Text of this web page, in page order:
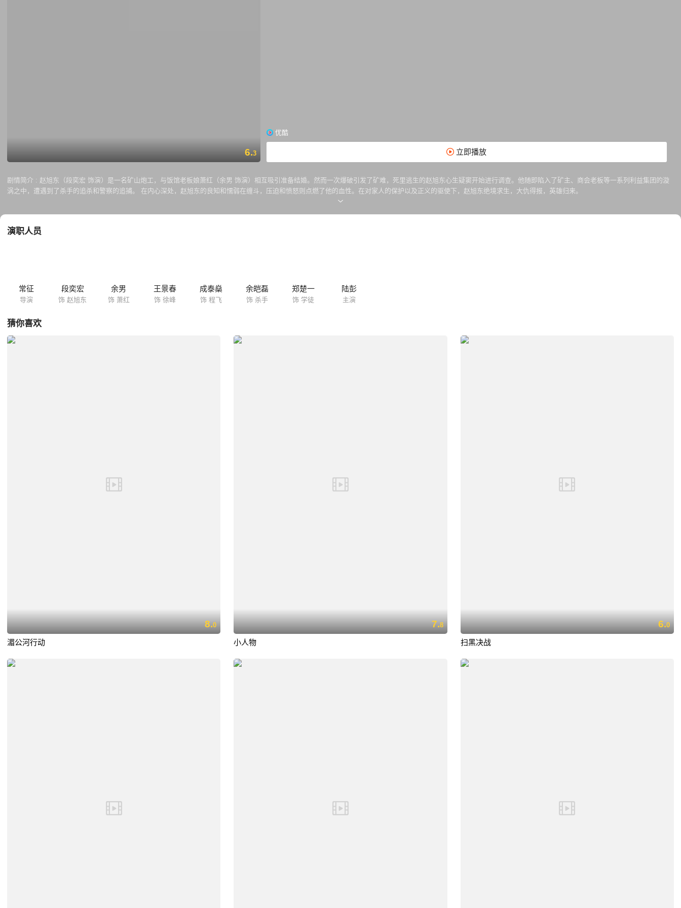
6.3
优酷
立即播放
剧情简介 : 赵旭东（段奕宏 饰演）是一名矿山炮工，与饭馆老板娘萧红（余男 饰演）相互吸引准备结婚。然而一次爆破引发了矿难，死里逃生的赵旭东心生疑窦开始进行调查。他随即陷入了矿主、商会老板等一系列利益集团的漩
涡之中，遭遇到了杀手的追杀和警察的追捕。 在内心深处，赵旭东的良知和懦弱在缠斗，压迫和愤怒则点燃了他的血性。在对家人的保护以及正义的驱使下，赵旭东绝境求生，大仇得报，英雄归来。
演职人员
常征
导演
段奕宏
饰 赵旭东
余男
饰 萧红
王景春
饰 徐峰
成泰燊
饰 程飞
余皑磊
饰 杀手
郑楚一
饰 学徒
陆彭
主演
猜你喜欢
8.0
湄公河行动
7.8
小人物
6.0
扫黑决战